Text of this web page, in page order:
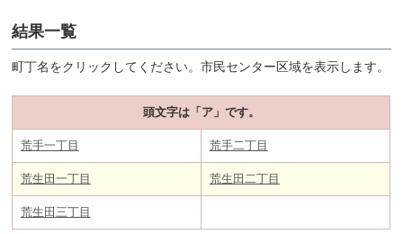
結果一覧
町丁名をクリックしてください。市民センター区域を表示します。
頭文字は「ア」です。
荒手一丁目 荒手二丁目
荒生田一丁目 荒生田二丁目
荒生田三丁目